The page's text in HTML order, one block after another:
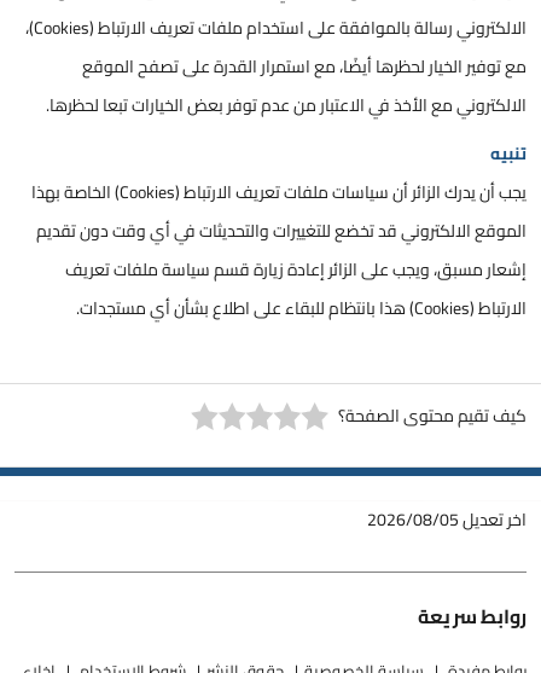
الالكتروني رسالة بالموافقة على استخدام ملفات تعريف الارتباط (Cookies)،
مع توفير الخيار لحظرها أيضًا، مع استمرار القدرة على تصفح الموقع
الالكتروني مع الأخذ في الاعتبار من عدم توفر بعض الخيارات تبعا لحظرها.
تنبيه
يجب أن يدرك الزائر أن سياسات ملفات تعريف الارتباط (Cookies) الخاصة بهذا
الموقع الالكتروني قد تخضع للتغييرات والتحديثات في أي وقت دون تقديم
إشعار مسبق، ويجب على الزائر إعادة زيارة قسم سياسة ملفات تعريف
الارتباط (Cookies) هذا بانتظام للبقاء على اطلاع بشأن أي مستجدات.
كيف تقيم محتوى الصفحة؟
اخر تعديل2026/08/05
روابط سريعة